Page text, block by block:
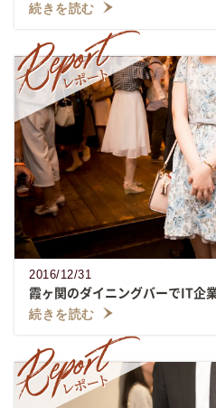
続きを読む
2016/12/31
霞ヶ関のダイニングバーでIT企
続きを読む